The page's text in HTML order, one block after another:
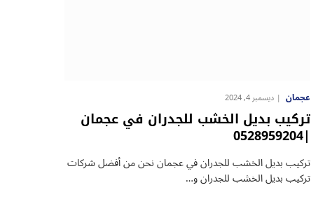
عجمان ديسمبر 4, 2024
تركيب بديل الخشب للجدران في عجمان
|0528959204
تركيب بديل الخشب للجدران في عجمان نحن من أفضل شركات
تركيب بديل الخشب للجدران و…